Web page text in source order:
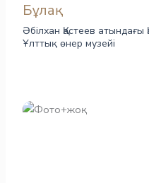
Бұлақ
Әбілхан Қастеев атындағы
Ұлттық өнер музейі